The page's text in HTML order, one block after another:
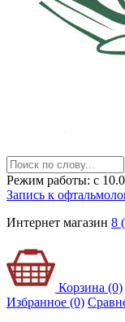
Режим работы: с
Запись к
Интернет магазин 8
Корзина (0)
Избранное (0)